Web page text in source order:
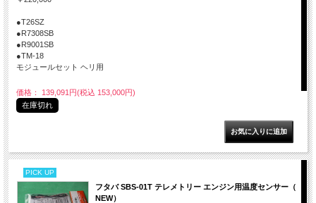
●T26SZ
●R7308SB
●R9001SB
●TM-18
モジュールセット ヘリ用
価格： 139,091円(税込 153,000円)
在庫切れ
PICK UP
フタバ SBS-01T テレメトリー エンジン用温度センサー（
NEW）